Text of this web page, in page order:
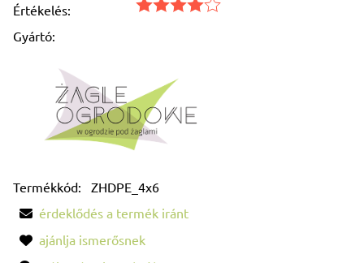
Értékelés:
Gyártó:
Termékkód:
ZHDPE_4x6
érdeklődés a termék iránt
ajánlja ismerősnek